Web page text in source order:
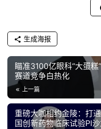
生成海报
瞄准3100亿眼科“大蛋
赛道竞争白热化
上一篇
重磅大咖相约金陵：打
国创新药物临床试验PI